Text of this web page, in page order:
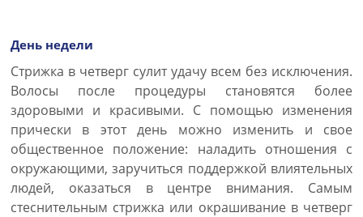
День недели
Cтрижка в четверг сулит удачу всем без исключения.
Волосы после процедуры становятся более
здоровыми и красивыми. С помощью изменения
прически в этот день можно изменить и свое
общественное положение: наладить отношения с
окружающими, заручиться поддержкой влиятельных
людей, оказаться в центре внимания. Самым
стеснительным стрижка или окрашивание в четверг